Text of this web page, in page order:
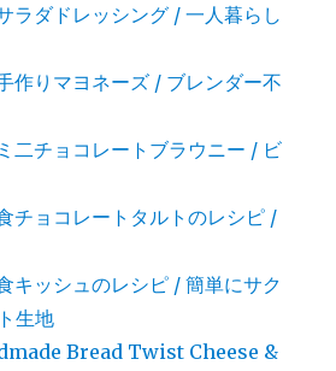
ラダドレッシング / 一人暮らし
作りマヨネーズ / ブレンダー不
二チョコレートブラウニー / ビ
チョコレートタルトのレシピ /
キッシュのレシピ / 簡単にサク
生地
Bread Twist Cheese &